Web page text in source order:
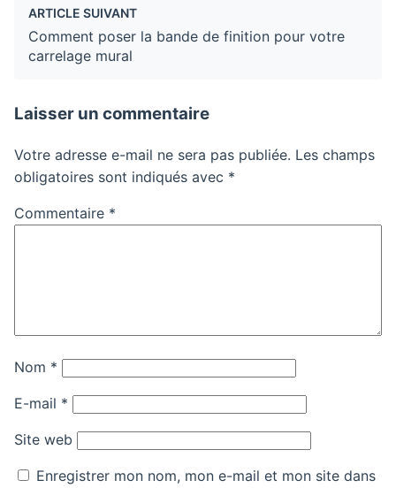
ARTICLE SUIVANT
Comment poser la bande de finition pour votre
carrelage mural
Laisser un commentaire
Votre adresse e-mail ne sera pas publiée. Les champs
obligatoires sont indiqués avec *
Commentaire *
Nom *
E-mail *
Site web
Enregistrer mon nom, mon e-mail et mon site dans